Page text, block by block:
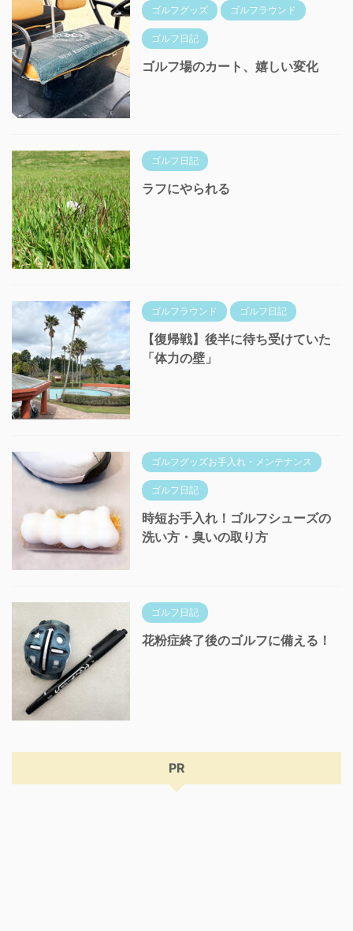
ゴルフグッズ ゴルフラウンド
ゴルフ日記
ゴルフ場のカート、嬉しい変化
ゴルフ日記
ラフにやられる
ゴルフラウンド ゴルフ日記
【復帰戦】後半に待ち受けていた
「体力の壁」
ゴルフグッズお手入れ・メンテナンス
ゴルフ日記
時短お手入れ！ゴルフシューズの
洗い方・臭いの取り方
ゴルフ日記
花粉症終了後のゴルフに備える！
PR